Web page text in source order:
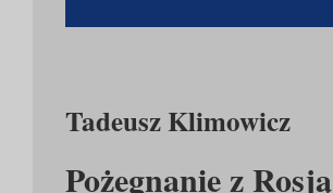
Tadeusz Klimowicz
Pożegnanie z Rosją